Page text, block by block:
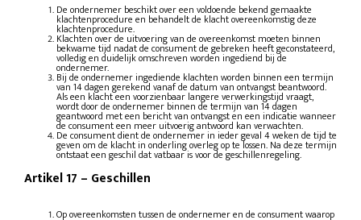
De ondernemer beschikt over een voldoende bekend gemaakte
klachtenprocedure en behandelt de klacht overeenkomstig deze
klachtenprocedure.
Klachten over de uitvoering van de overeenkomst moeten binnen
bekwame tijd nadat de consument de gebreken heeft geconstateerd,
volledig en duidelijk omschreven worden ingediend bij de
ondernemer.
Bij de ondernemer ingediende klachten worden binnen een termijn
van 14 dagen gerekend vanaf de datum van ontvangst beantwoord.
Als een klacht een voorzienbaar langere verwerkingstijd vraagt,
wordt door de ondernemer binnen de termijn van 14 dagen
geantwoord met een bericht van ontvangst en een indicatie wanneer
de consument een meer uitvoerig antwoord kan verwachten.
De consument dient de ondernemer in ieder geval 4 weken de tijd te
geven om de klacht in onderling overleg op te lossen. Na deze termijn
ontstaat een geschil dat vatbaar is voor de geschillenregeling.
Artikel 17 – Geschillen
Op overeenkomsten tussen de ondernemer en de consument waarop